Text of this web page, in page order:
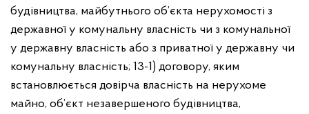
будівництва, майбутнього об’єкта нерухомості з
державної у комунальну власність чи з комунальної
у державну власність або з приватної у державну чи
комунальну власність; 13-1) договору, яким
встановлюється довірча власність на нерухоме
майно, об’єкт незавершеного будівництва,